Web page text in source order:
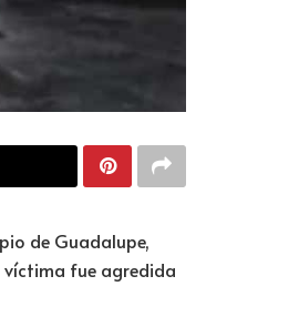
de Guadalupe,
víctima fue agredida